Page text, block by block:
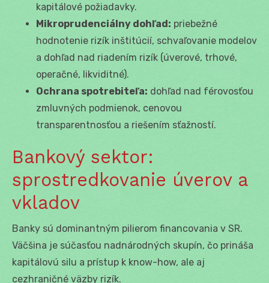
kapitálové požiadavky.
Mikroprudenciálny dohľad: priebežné
hodnotenie rizík inštitúcií, schvaľovanie modelov
a dohľad nad riadením rizík (úverové, trhové,
operačné, likviditné).
Ochrana spotrebiteľa: dohľad nad férovosťou
zmluvných podmienok, cenovou
transparentnosťou a riešením sťažností.
Bankový sektor:
sprostredkovanie úverov a
vkladov
Banky sú dominantným pilierom financovania v SR.
Väčšina je súčasťou nadnárodných skupín, čo prináša
kapitálovú silu a prístup k know-how, ale aj
cezhraničné väzby rizík.